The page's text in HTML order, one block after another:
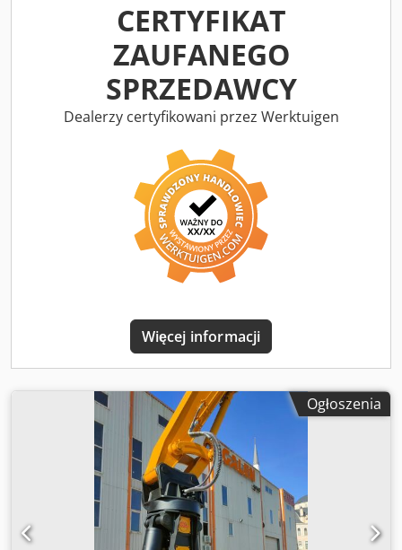
CERTYFIKAT
ZAUFANEGO
SPRZEDAWCY
Dealerzy certyfikowani przez Werktuigen
Więcej informacji
Ogłoszenia